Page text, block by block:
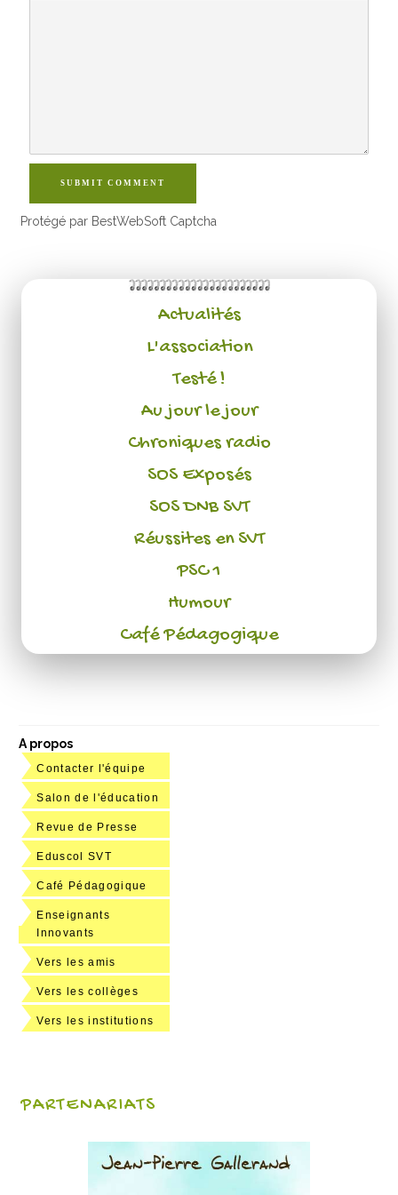
SUBMIT COMMENT
Protégé par BestWebSoft Captcha
Actualités
L'association
Testé !
Au jour le jour
Chroniques radio
SOS Exposés
SOS DNB SVT
Réussites en SVT
PSC 1
Humour
Café Pédagogique
A propos
Contacter l'équipe
Salon de l'éducation
Revue de Presse
Eduscol SVT
Café Pédagogique
Enseignants
Innovants
Vers les amis
Vers les collèges
Vers les institutions
PARTENARIATS